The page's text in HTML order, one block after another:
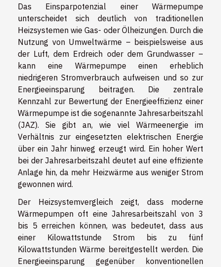
Das Einsparpotenzial einer Wärmepumpe
unterscheidet sich deutlich von traditionellen
Heizsystemen wie Gas- oder Ölheizungen. Durch die
Nutzung von Umweltwärme – beispielsweise aus
der Luft, dem Erdreich oder dem Grundwasser –
kann eine Wärmepumpe einen erheblich
niedrigeren Stromverbrauch aufweisen und so zur
Energieeinsparung beitragen. Die zentrale
Kennzahl zur Bewertung der Energieeffizienz einer
Wärmepumpe ist die sogenannte Jahresarbeitszahl
(JAZ). Sie gibt an, wie viel Wärmeenergie im
Verhältnis zur eingesetzten elektrischen Energie
über ein Jahr hinweg erzeugt wird. Ein hoher Wert
bei der Jahresarbeitszahl deutet auf eine effiziente
Anlage hin, da mehr Heizwärme aus weniger Strom
gewonnen wird.
Der Heizsystemvergleich zeigt, dass moderne
Wärmepumpen oft eine Jahresarbeitszahl von 3
bis 5 erreichen können, was bedeutet, dass aus
einer Kilowattstunde Strom bis zu fünf
Kilowattstunden Wärme bereitgestellt werden. Die
Energieeinsparung gegenüber konventionellen